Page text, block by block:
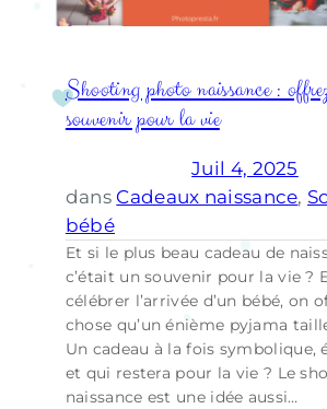
Shooting photo naissance :
souvenir pour la vie
Juil 4, 2025
dans Cadeaux naissance,
bébé
Et si le plus beau cadeau de
c’était un souvenir pour la vie ?
célébrer l’arrivée d’un bébé, on
chose qu’un énième pyjama
Un cadeau à la fois symbolique,
et qui restera pour la vie ? Le
naissance est une idée aussi…